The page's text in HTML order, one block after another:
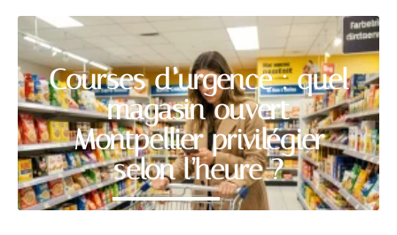
Courses d’urgence : quel
magasin ouvert
Montpellier privilégier
selon l’heure ?